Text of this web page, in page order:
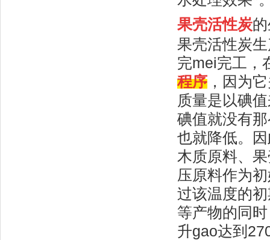
果壳活性炭
果壳活性炭
完mei完工，
程序 ，因为
质量是以碘
碘值就没有
也就降低。
木质原料、
压原料作为
过该温度的
等产物的同
升gao达到